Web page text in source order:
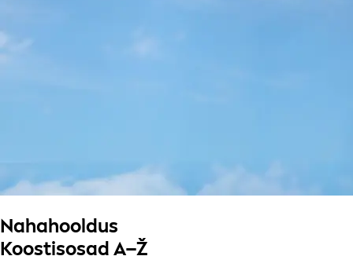
Nahahooldus
Koostisosad A–Ž